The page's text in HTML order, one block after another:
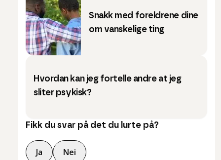
Snakk med foreldrene dine
om vanskelige ting
Hvordan kan jeg fortelle andre at jeg
sliter psykisk?
Fikk du svar på det du lurte på?
Ja Nei